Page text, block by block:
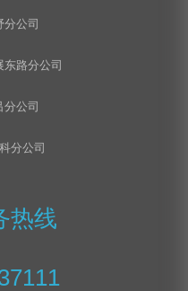
分公司
东路分公司
分公司
分公司
热线